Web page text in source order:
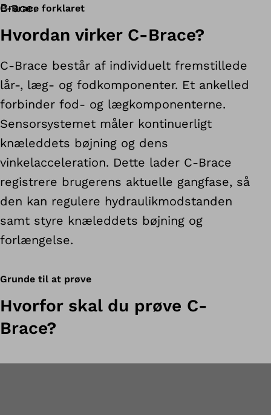
Brace.
C-Brace forklaret
Hvordan virker C-Brace?
C-Brace består af individuelt fremstillede
lår-, læg- og fodkomponenter. Et ankelled
forbinder fod- og lægkomponenterne.
Sensorsystemet måler kontinuerligt
knæleddets bøjning og dens
vinkelacceleration. Dette lader C-Brace
registrere brugerens aktuelle gangfase, så
den kan regulere hydraulikmodstanden
samt styre knæleddets bøjning og
forlængelse.
Grunde til at prøve
Hvorfor skal du prøve C-
Brace?